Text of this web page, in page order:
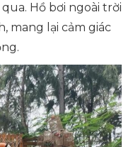
Hồ bơi ngoài trời
mang lại cảm giác